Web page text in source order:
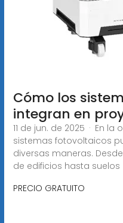
Cómo los
integran en
11 de jun. de 2025 · En
sistemas fotovoltaicos
diversas maneras.
de edificios hasta suelos
PRECIO GRATUITO